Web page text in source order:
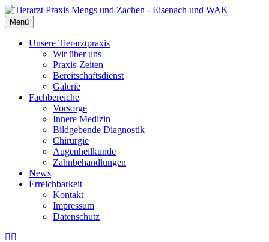
Menü
Unsere Tierarztpraxis
Wir über uns
Praxis-Zeiten
Bereitschaftsdienst
Galerie
Fachbereiche
Vorsorge
Innere Medizin
Bildgebende Diagnostik
Chirurgie
Augenheilkunde
Zahnbehandlungen
News
Erreichbarkeit
Kontakt
Impressum
Datenschutz
RssEmail